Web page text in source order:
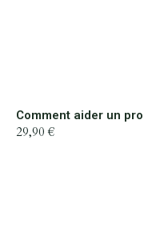
Comment aider un
29,90€